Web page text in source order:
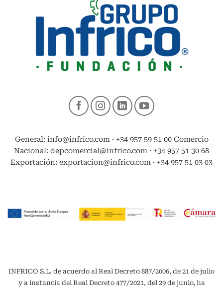
General: info@infrico.com · +34 957 59 51 00 Comercio
Nacional: depcomercial@infrico.com · +34 957 51 30 68
Exportación: exportacion@infrico.com · +34 957 51 03 03
INFRICO S.L. de acuerdo al Real Decreto 887/2006, de 21 de julio
y a instancia del Real Decreto 477/2021, del 29 de junio, ha